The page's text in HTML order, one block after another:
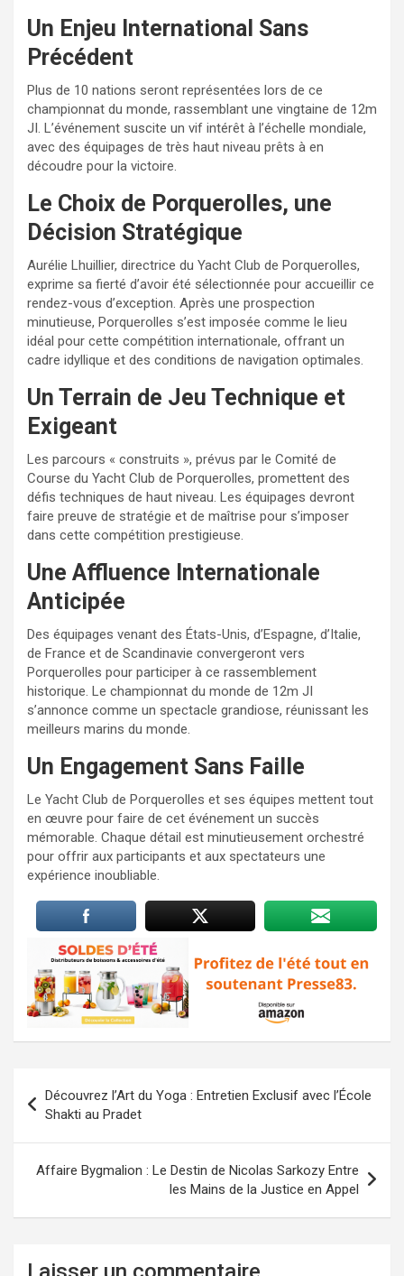
Un Enjeu International Sans
Précédent
Plus de 10 nations seront représentées lors de ce
championnat du monde, rassemblant une vingtaine de 12m
JI. L’événement suscite un vif intérêt à l’échelle mondiale,
avec des équipages de très haut niveau prêts à en
découdre pour la victoire.
Le Choix de Porquerolles, une
Décision Stratégique
Aurélie Lhuillier, directrice du Yacht Club de Porquerolles,
exprime sa fierté d’avoir été sélectionnée pour accueillir ce
rendez-vous d’exception. Après une prospection
minutieuse, Porquerolles s’est imposée comme le lieu
idéal pour cette compétition internationale, offrant un
cadre idyllique et des conditions de navigation optimales.
Un Terrain de Jeu Technique et
Exigeant
Les parcours « construits », prévus par le Comité de
Course du Yacht Club de Porquerolles, promettent des
défis techniques de haut niveau. Les équipages devront
faire preuve de stratégie et de maîtrise pour s’imposer
dans cette compétition prestigieuse.
Une Affluence Internationale
Anticipée
Des équipages venant des États-Unis, d’Espagne, d’Italie,
de France et de Scandinavie convergeront vers
Porquerolles pour participer à ce rassemblement
historique. Le championnat du monde de 12m JI
s’annonce comme un spectacle grandiose, réunissant les
meilleurs marins du monde.
Un Engagement Sans Faille
Le Yacht Club de Porquerolles et ses équipes mettent tout
en œuvre pour faire de cet événement un succès
mémorable. Chaque détail est minutieusement orchestré
pour offrir aux participants et aux spectateurs une
expérience inoubliable.
de
l’article
Découvrez l’Art du Yoga : Entretien Exclusif avec l’École
Shakti au Pradet
Affaire Bygmalion : Le Destin de Nicolas Sarkozy Entre
les Mains de la Justice en Appel